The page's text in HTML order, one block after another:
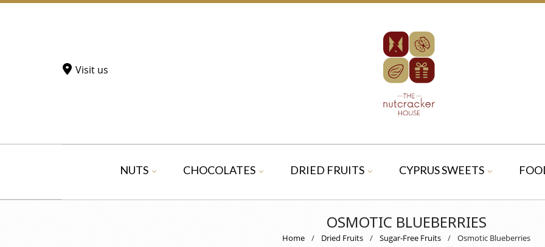
Visit us
NUTS CHOCOLATES DRIED FRUITS CYPRUS SWEETS
OSMOTIC BLUEBERRIES
Home / Dried Fruits / Sugar-Free Fruits / Osmotic Blueberries